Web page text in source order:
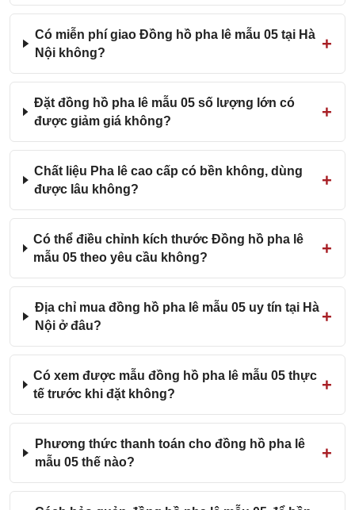
Có miễn phí giao Đồng hồ pha lê mẫu 05 tại Hà
Nội không?
Đặt đồng hồ pha lê mẫu 05 số lượng lớn có
được giảm giá không?
Chất liệu Pha lê cao cấp có bền không, dùng
được lâu không?
Có thể điều chỉnh kích thước Đồng hồ pha lê
mẫu 05 theo yêu cầu không?
Địa chỉ mua đồng hồ pha lê mẫu 05 uy tín tại Hà
Nội ở đâu?
Có xem được mẫu đồng hồ pha lê mẫu 05 thực
tế trước khi đặt không?
Phương thức thanh toán cho đồng hồ pha lê
mẫu 05 thế nào?